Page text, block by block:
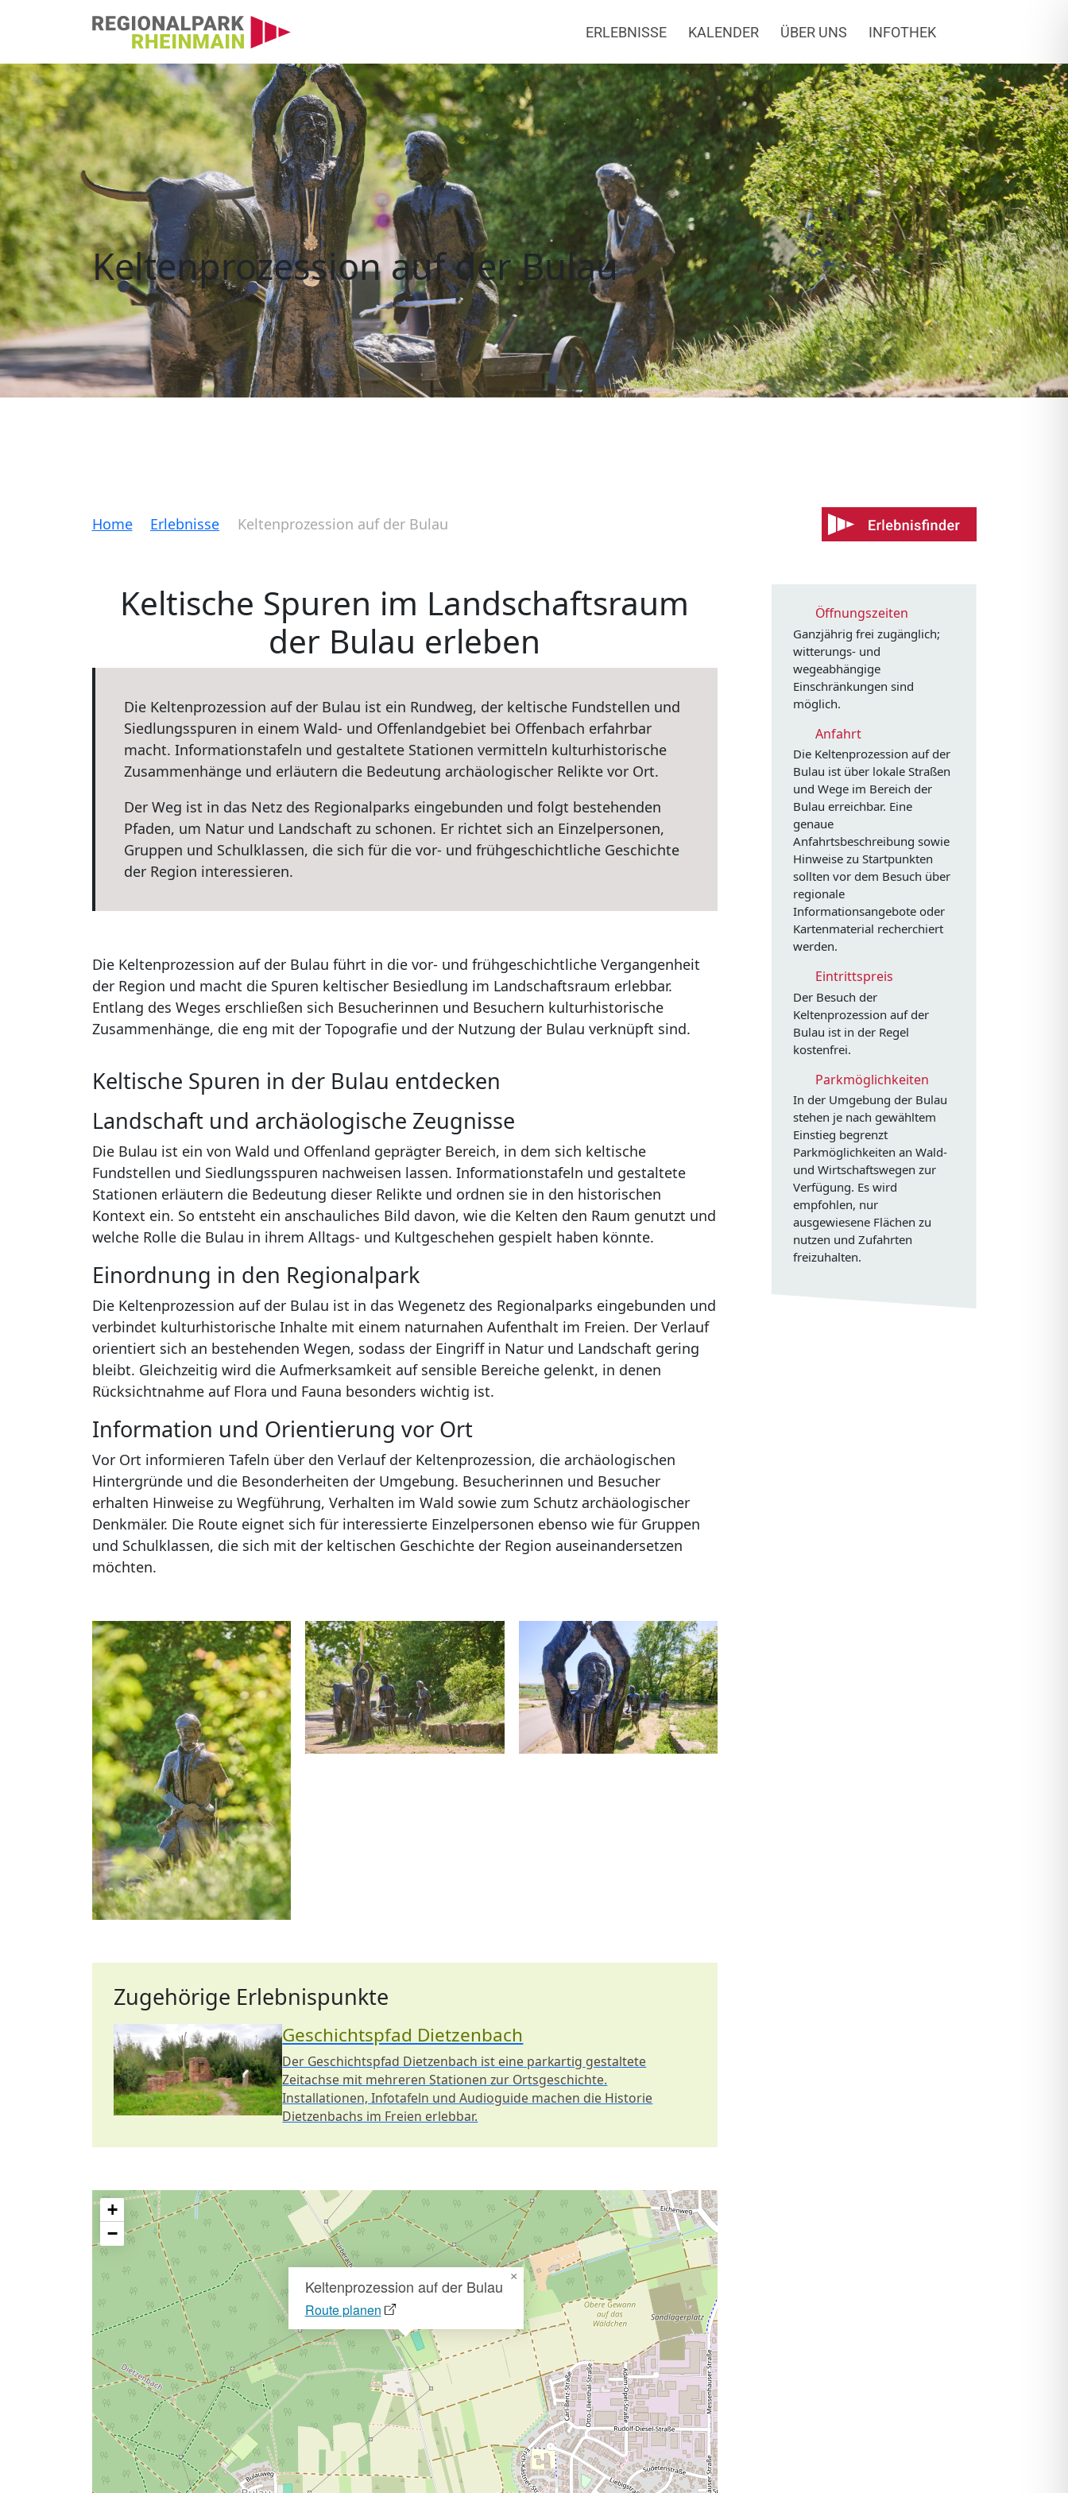
Keltenprozession auf der Bulau
Hauptnavigation ERLEBNISSE KALENDER ÜBER UNS INFOTHEK
Keltenprozession auf der Bulau
Home Erlebnisse Keltenprozession auf der Bulau
Keltische Spuren im Landschaftsraum
der Bulau erleben
Die Keltenprozession auf der Bulau ist ein Rundweg, der keltische Fundstellen und
Siedlungsspuren in einem Wald- und Offenlandgebiet bei Offenbach erfahrbar
macht. Informationstafeln und gestaltete Stationen vermitteln kulturhistorische
Zusammenhänge und erläutern die Bedeutung archäologischer Relikte vor Ort.
Der Weg ist in das Netz des Regionalparks eingebunden und folgt bestehenden
Pfaden, um Natur und Landschaft zu schonen. Er richtet sich an Einzelpersonen,
Gruppen und Schulklassen, die sich für die vor- und frühgeschichtliche Geschichte
der Region interessieren.
Die Keltenprozession auf der Bulau führt in die vor- und frühgeschichtliche Vergangenheit
der Region und macht die Spuren keltischer Besiedlung im Landschaftsraum erlebbar.
Entlang des Weges erschließen sich Besucherinnen und Besuchern kulturhistorische
Zusammenhänge, die eng mit der Topografie und der Nutzung der Bulau verknüpft sind.
Keltische Spuren in der Bulau entdecken
Landschaft und archäologische Zeugnisse
Die Bulau ist ein von Wald und Offenland geprägter Bereich, in dem sich keltische
Fundstellen und Siedlungsspuren nachweisen lassen. Informationstafeln und gestaltete
Stationen erläutern die Bedeutung dieser Relikte und ordnen sie in den historischen
Kontext ein. So entsteht ein anschauliches Bild davon, wie die Kelten den Raum genutzt und
welche Rolle die Bulau in ihrem Alltags- und Kultgeschehen gespielt haben könnte.
Einordnung in den Regionalpark
Die Keltenprozession auf der Bulau ist in das Wegenetz des Regionalparks eingebunden und
verbindet kulturhistorische Inhalte mit einem naturnahen Aufenthalt im Freien. Der Verlauf
orientiert sich an bestehenden Wegen, sodass der Eingriff in Natur und Landschaft gering
bleibt. Gleichzeitig wird die Aufmerksamkeit auf sensible Bereiche gelenkt, in denen
Rücksichtnahme auf Flora und Fauna besonders wichtig ist.
Information und Orientierung vor Ort
Vor Ort informieren Tafeln über den Verlauf der Keltenprozession, die archäologischen
Hintergründe und die Besonderheiten der Umgebung. Besucherinnen und Besucher
erhalten Hinweise zu Wegführung, Verhalten im Wald sowie zum Schutz archäologischer
Denkmäler. Die Route eignet sich für interessierte Einzelpersonen ebenso wie für Gruppen
und Schulklassen, die sich mit der keltischen Geschichte der Region auseinandersetzen
möchten.
Zugehörige Erlebnispunkte
Geschichtspfad Dietzenbach
Der Geschichtspfad Dietzenbach ist eine parkartig gestaltete
Zeitachse mit mehreren Stationen zur Ortsgeschichte.
Installationen, Infotafeln und Audioguide machen die Historie
Dietzenbachs im Freien erlebbar.
Keltenprozession auf der Bulau
Route planen
×
+
−
Öffnungszeiten
Ganzjährig frei zugänglich;
witterungs- und
wegeabhängige
Einschränkungen sind
möglich.
Anfahrt
Die Keltenprozession auf der
Bulau ist über lokale Straßen
und Wege im Bereich der
Bulau erreichbar. Eine
genaue
Anfahrtsbeschreibung sowie
Hinweise zu Startpunkten
sollten vor dem Besuch über
regionale
Informationsangebote oder
Kartenmaterial recherchiert
werden.
Eintrittspreis
Der Besuch der
Keltenprozession auf der
Bulau ist in der Regel
kostenfrei.
Parkmöglichkeiten
In der Umgebung der Bulau
stehen je nach gewähltem
Einstieg begrenzt
Parkmöglichkeiten an Wald-
und Wirtschaftswegen zur
Verfügung. Es wird
empfohlen, nur
ausgewiesene Flächen zu
nutzen und Zufahrten
freizuhalten.